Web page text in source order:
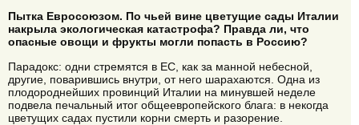
Пытка Евросоюзом. По чьей вине цветущие сады Италии
накрыла экологическая катастрофа? Правда ли, что
опасные овощи и фрукты могли попасть в Россию?
Парадокс: одни стремятся в ЕС, как за манной небесной,
другие, поварившись внутри, от него шарахаются. Одна из
плодороднейших провинций Италии на минувшей неделе
подвела печальный итог общеевропейского блага: в некогда
цветущих садах пустили корни смерть и разорение.